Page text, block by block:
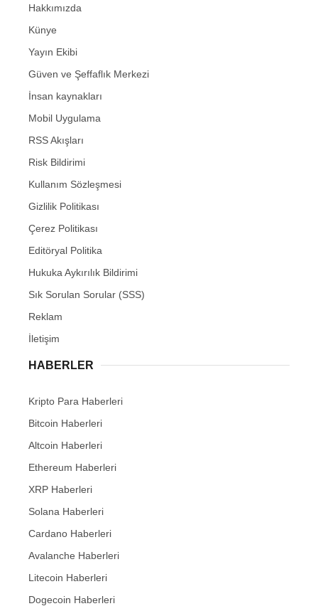
Hakkımızda
Künye
Yayın Ekibi
Güven ve Şeffaflık Merkezi
İnsan kaynakları
Mobil Uygulama
RSS Akışları
Risk Bildirimi
Kullanım Sözleşmesi
Gizlilik Politikası
Çerez Politikası
Editöryal Politika
Hukuka Aykırılık Bildirimi
Sık Sorulan Sorular (SSS)
Reklam
İletişim
HABERLER
Kripto Para Haberleri
Bitcoin Haberleri
Altcoin Haberleri
Ethereum Haberleri
XRP Haberleri
Solana Haberleri
Cardano Haberleri
Avalanche Haberleri
Litecoin Haberleri
Dogecoin Haberleri